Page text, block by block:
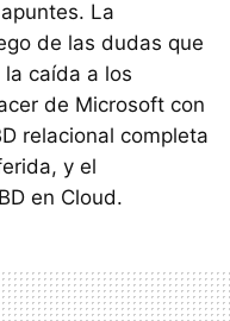
La
de las dudas que
caída a los
de Microsoft con
relacional completa
y el
en Cloud.